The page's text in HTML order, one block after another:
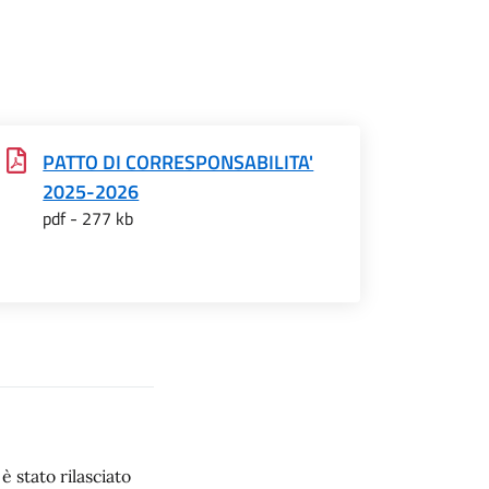
PATTO DI CORRESPONSABILITA'
2025-2026
pdf - 277 kb
stato rilasciato